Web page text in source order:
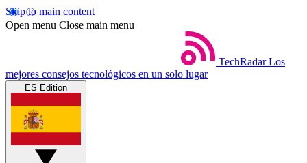
Skip to main content
Open menu Close main menu
TechRadar Los
mejores consejos tecnológicos en un solo lugar
ES Edition